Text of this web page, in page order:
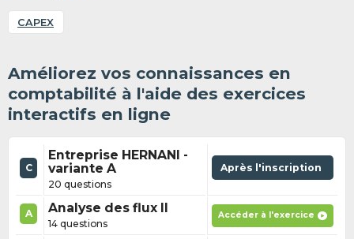
CAPEX
Améliorez vos connaissances en
comptabilité à l'aide des exercices
interactifs en ligne
C
Entreprise HERNANI -
variante A
20 questions
Après l'inscription
A Analyse des flux II
14 questions
Accéder à l'exercice